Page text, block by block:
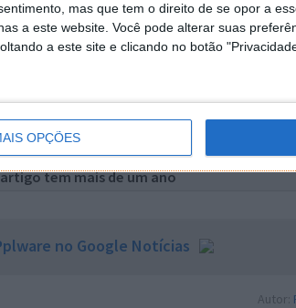
mas que tem o direito de se opor a
a este website. Você pode alterar suas
a este site e clicando no botão
OPÇÕES
significa uma partilha mais
em ambientes de grupo, como a
de fotografias de uma viagem. Com a
tornou-se ainda mais conveniente.
tem mais de um ano
no Google Notícias
Autor: